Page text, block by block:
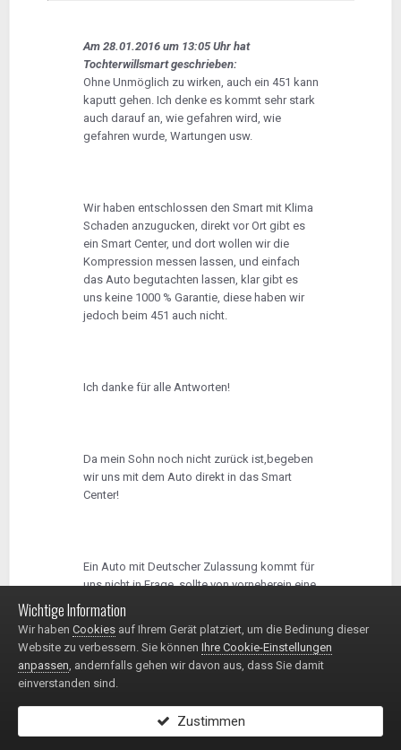
Am 28.01.2016 um 13:05 Uhr hat
Tochterwillsmart geschrieben:
Ohne Unmöglich zu wirken, auch ein 451 kann
kaputt gehen. Ich denke es kommt sehr stark
auch darauf an, wie gefahren wird, wie
gefahren wurde, Wartungen usw.
Wir haben entschlossen den Smart mit Klima
Schaden anzugucken, direkt vor Ort gibt es
ein Smart Center, und dort wollen wir die
Kompression messen lassen, und einfach
das Auto begutachten lassen, klar gibt es
uns keine 1000 % Garantie, diese haben wir
jedoch beim 451 auch nicht.
Ich danke für alle Antworten!
Da mein Sohn noch nicht zurück ist,begeben
wir uns mit dem Auto direkt in das Smart
Center!
Ein Auto mit Deutscher Zulassung kommt für
uns nicht in Frage, sollte von vorneherein eine
Schweizer Zulassung haben. Danke
trotzdem!
Dieser Threat wird so "ernsthaft" geführt, dass man meinen könnte,
Wichtige Information
Wir haben Cookies auf Ihrem Gerät platziert, um die Bedinung dieser
Website zu verbessern. Sie können Ihre Cookie-Einstellungen
anpassen, andernfalls gehen wir davon aus, dass Sie damit
einverstanden sind.
Zustimmen